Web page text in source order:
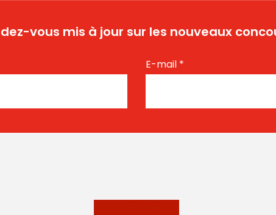
vous mis à jour sur les nouveaux
E-mail *